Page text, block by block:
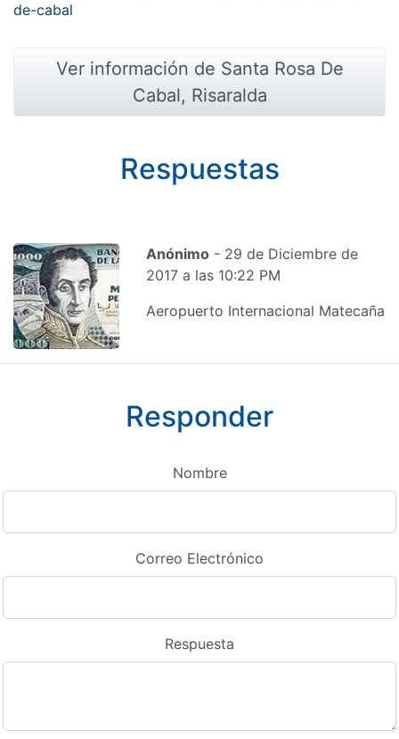
de-cabal
Ver información de Santa Rosa De
Cabal, Risaralda
Respuestas
Anónimo - 29 de Diciembre de
2017 a las 10:22 PM
Aeropuerto Internacional Matecaña
Responder
Nombre
Correo Electrónico
Respuesta